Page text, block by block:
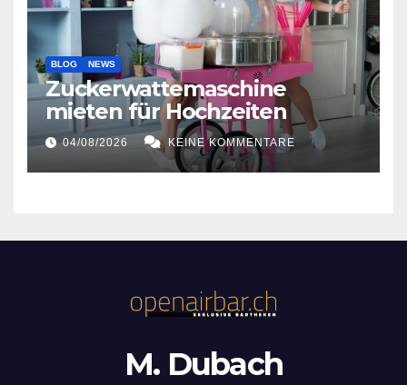
BLOG NEWS
Zuckerwattemaschine
mieten für Hochzeiten
04/08/2026 KEINE KOMMENTARE
M. Dubach